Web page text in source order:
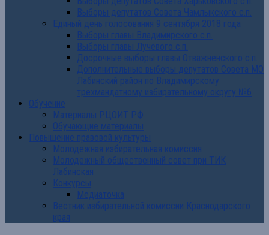
Выборы депутатов Совета Чамлыкского с.п.
Единый день голосования 9 сентября 2018 года
Выборы главы Владимирского с.п.
Выборы главы Лучевого с.п.
Досрочные выборы главы Отважненского с.п.
Дополнительные выборы депутатов Совета МО
Лабинский район по Владимирскому
трехмандатному избирательному округу №6
Обучение
Материалы РЦОИТ РФ
Обучающие материалы
Повышение правовой культуры
Молодежная избирательная комиссия
Молодежный общественный совет при ТИК
Лабинская
Конкурсы
Медиаточка
Вестник избирательной комиссии Краснодарского
края